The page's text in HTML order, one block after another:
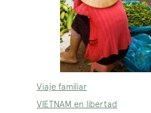
Viaje familiar
VIETNAM en libertad